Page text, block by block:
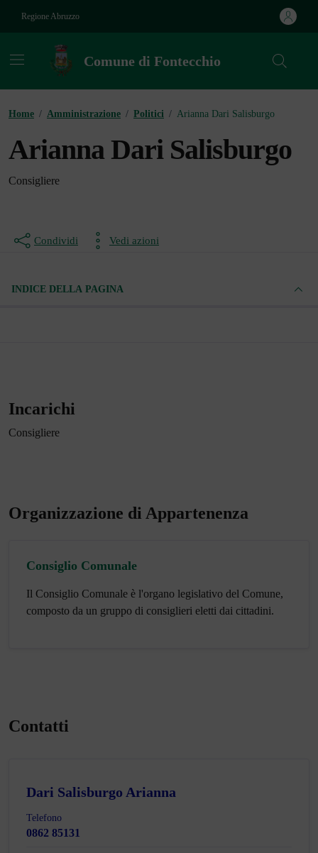
Regione Abruzzo
Comune di Fontecchio
Home / Amministrazione / Politici / Arianna Dari Salisburgo
Arianna Dari Salisburgo
Consigliere
Condividi Vedi azioni
INDICE DELLA PAGINA
Incarichi
Consigliere
Organizzazione di Appartenenza
Consiglio Comunale
Il Consiglio Comunale è l'organo legislativo del Comune,
composto da un gruppo di consiglieri eletti dai cittadini.
Contatti
Dari Salisburgo Arianna
Telefono
0862 85131